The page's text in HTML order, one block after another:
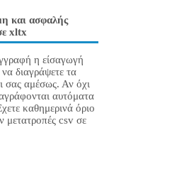
και ασφαλής
xltx
η είσαγωγή
διαγράψετε τα
σας αμέσως. Αν όχι
αυτόματα
καθημερινά όριο
μετατροπές csv σε